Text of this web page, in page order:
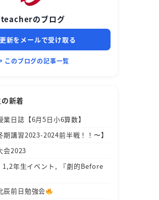
teacherのブログ
更新をメールで受け取る
このブログの記事一覧
新着
業日誌【6月5日小6算数】
期講習2023-2024前半戦！！〜】
会2023
1,2年生イベント, 『劇的Before
辰前日勉強会